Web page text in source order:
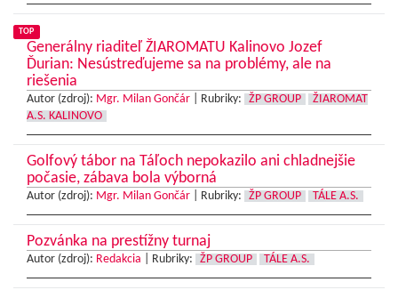
TOP
Generálny riaditeľ ŽIAROMATU Kalinovo Jozef
Ďurian: Nesústreďujeme sa na problémy, ale na
riešenia
Autor (zdroj): Mgr. Milan Gončár Rubriky: ŽP GROUP
ŽIAROMAT
A.S. KALINOVO
Golfový tábor na Táľoch nepokazilo ani chladnejšie
počasie, zábava bola výborná
Autor (zdroj): Mgr. Milan Gončár Rubriky: ŽP GROUP TÁLE A.S.
Pozvánka na prestížny turnaj
Autor (zdroj): Redakcia Rubriky: ŽP GROUP TÁLE A.S.